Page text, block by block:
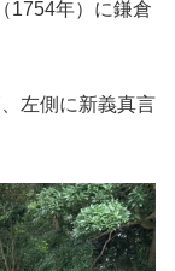
1754年）に鎌倉
左側に新義真言